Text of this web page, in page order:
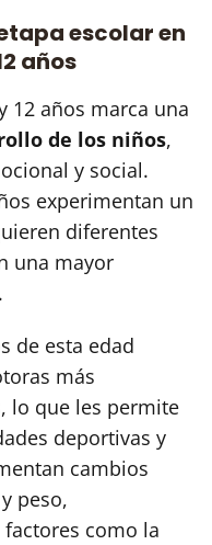
escolar en
años
12 años marca una
de los niños,
y social.
experimentan un
diferentes
una mayor
de esta edad
más
lo que les permite
deportivas y
cambios
peso,
como la